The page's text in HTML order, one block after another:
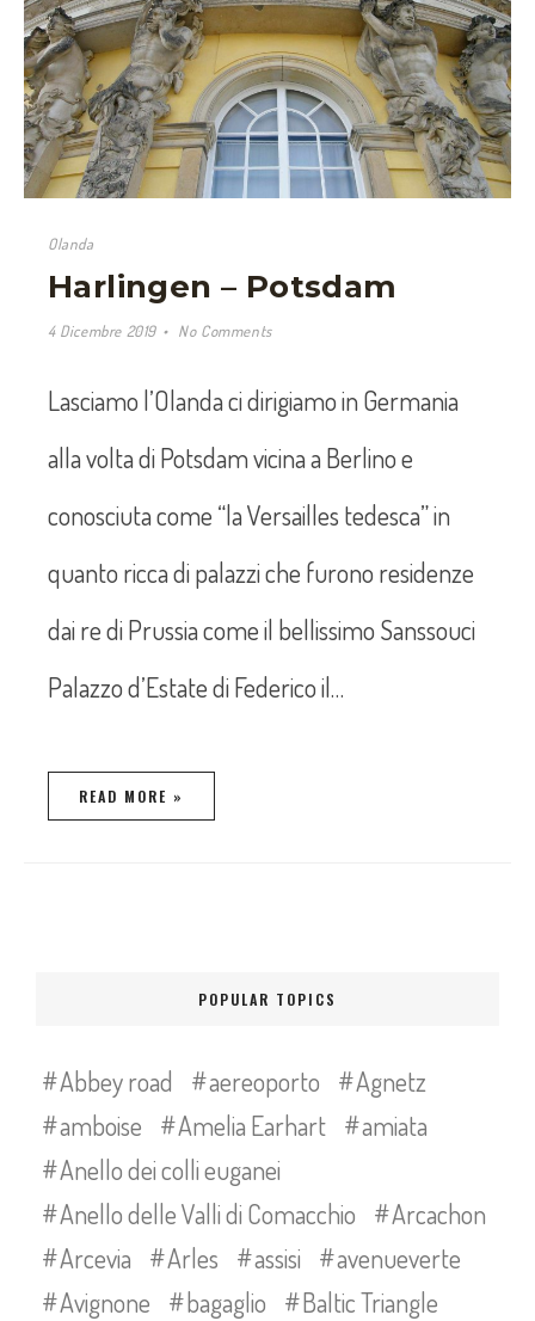
Olanda
Harlingen – Potsdam
4 Dicembre 2019 No Comments
Lasciamo l’Olanda ci dirigiamo in Germania
alla volta di Potsdam vicina a Berlino e
conosciuta come “la Versailles tedesca” in
quanto ricca di palazzi che furono residenze
dai re di Prussia come il bellissimo Sanssouci
Palazzo d’Estate di Federico il…
READ MORE »
POPULAR TOPICS
Abbey road aereoporto
Agnetz
amboise
Amelia Earhart
amiata
Anello dei colli euganei
Anello delle Valli di Comacchio
Arcachon
Arcevia
Arles assisi
avenueverte
Avignone
bagaglio
Baltic Triangle